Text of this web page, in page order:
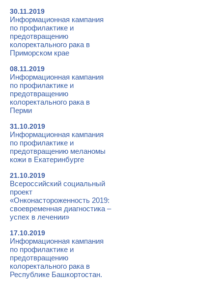
30.11.2019
Информационная кампания
по профилактике и
предотвращению
колоректального рака в
Приморском крае
08.11.2019
Информационная кампания
по профилактике и
предотвращению
колоректального рака в
Перми
31.10.2019
Информационная кампания
по профилактике и
предотвращению меланомы
кожи в Екатеринбурге
21.10.2019
Всероссийский социальный
проект
«Онконастороженность 2019:
своевременная диагностика –
успех в лечении»
17.10.2019
Информационная кампания
по профилактике и
предотвращению
колоректального рака в
Республике Башкортостан.